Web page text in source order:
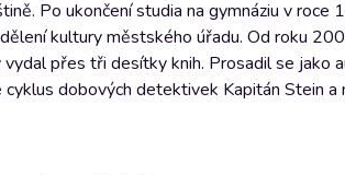
Po ukončení studia na gymnáziu v
kultury městského úřadu. Od roku
přes tři desítky knih. Prosadil se jako
dobových detektivek Kapitán Stein